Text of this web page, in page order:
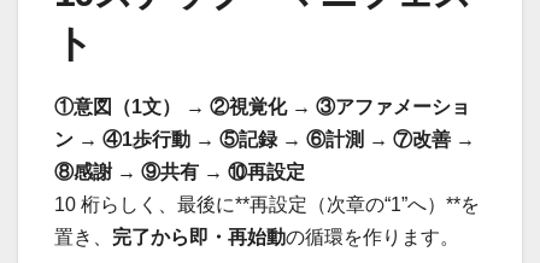
ト
①意図（1文） → ②視覚化 → ③アファメーショ
ン → ④1歩行動 → ⑤記録 → ⑥計測 → ⑦改善 →
⑧感謝 → ⑨共有 → ⑩再設定
10 桁らしく、最後に**再設定（次章の“1”へ）**を
置き、 完了から即・再始動の循環を作ります。